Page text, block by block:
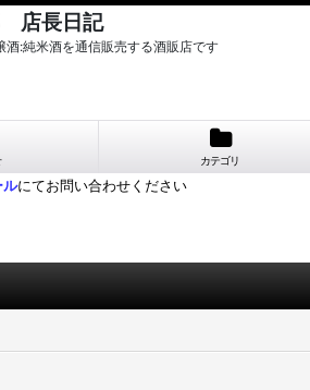
店長日記
:純米酒を通信販売する酒販店です
カテゴリ
ルにてお問い合わせください